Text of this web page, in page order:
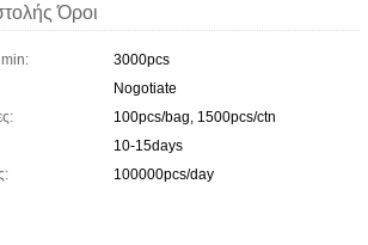
Όροι
3000pcs
Nogotiate
100pcs/bag, 1500pcs/ctn
10-15days
100000pcs/day